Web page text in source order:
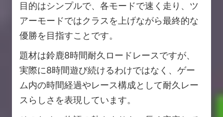
目的はシンプルで、各モードで速く走り、ツ
アーモードではクラスを上げながら最終的な
優勝を目指すことです。
題材は鈴鹿8時間耐久ロードレースですが、
実際に8時間遊び続けるわけではなく、ゲー
ム内の時間経過やレース構成として耐久レー
スらしさを表現しています。